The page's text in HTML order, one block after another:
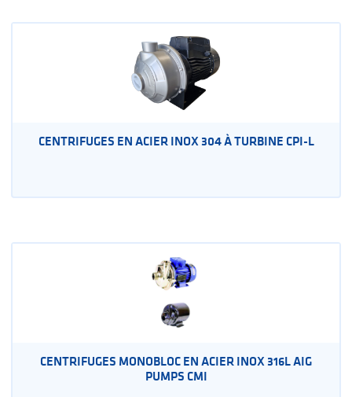
CENTRIFUGES EN ACIER INOX 304 À TURBINE CPI-L
CENTRIFUGES MONOBLOC EN ACIER INOX 316L AIG
PUMPS CMI